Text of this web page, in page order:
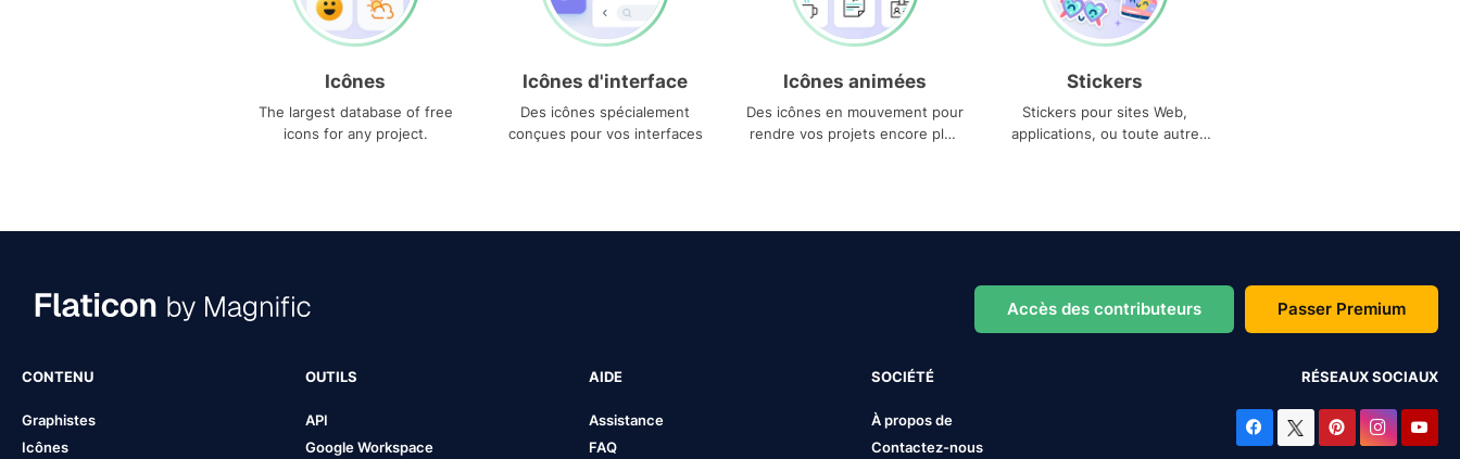
Icônes
The largest database of free
icons for any project.
Icônes d'interface
Des icônes spécialement
conçues pour vos interfaces
Icônes animées
Des icônes en mouvement pour
rendre vos projets encore plus
Stickers
Stickers pour sites Web,
applications, ou toute autre
Accès des contributeurs Passer Premium
CONTENU
Graphistes
Icônes
OUTILS
API
Google Workspace
AIDE
Assistance
FAQ
SOCIÉTÉ
À propos de
Contactez-nous
RÉSEAUX SOCIAUX